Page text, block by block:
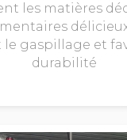
les matières
le gaspillage et
durabilité